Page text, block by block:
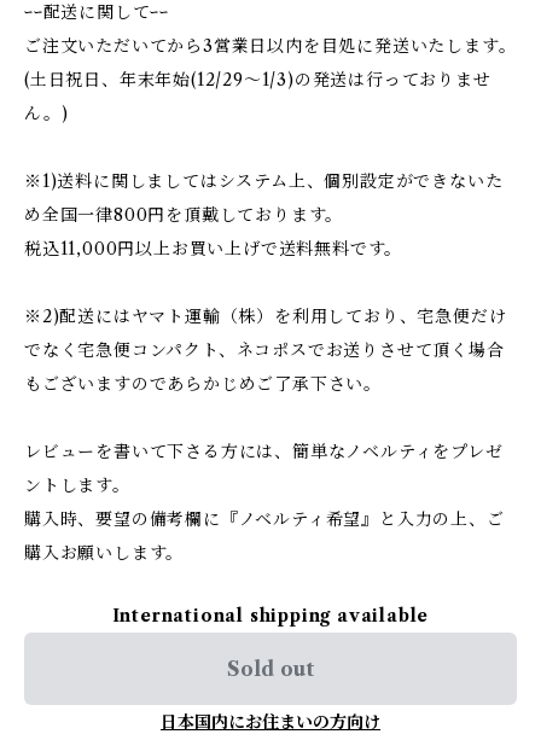
ｰｰ配送に関してｰｰ
ご注文いただいてから3営業日以内を目処に発送いたします。
(土日祝日、年末年始(12/29〜1/3)の発送は行っておりませ
ん。)
※1)送料に関しましてはシステム上、個別設定ができないた
め全国一律800円を頂戴しております。
税込11,000円以上お買い上げで送料無料です。
※2)配送にはヤマト運輸（株）を利用しており、宅急便だけ
でなく宅急便コンパクト、ネコポスでお送りさせて頂く場合
もございますのであらかじめご了承下さい。
レビューを書いて下さる方には、簡単なノベルティをプレゼ
ントします。
購入時、要望の備考欄に『ノベルティ希望』と入力の上、ご
購入お願いします。
International shipping available
Sold out
日本国内にお住まいの方向け